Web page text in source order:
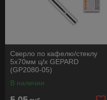
Сверло по кафелю/стеклу
5х70мм ц/х GEPARD
(GP2080-05)
В наличии